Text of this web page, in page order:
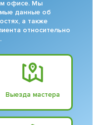
офисе. Мы
данные об
а также
относительно
Выезда мастера